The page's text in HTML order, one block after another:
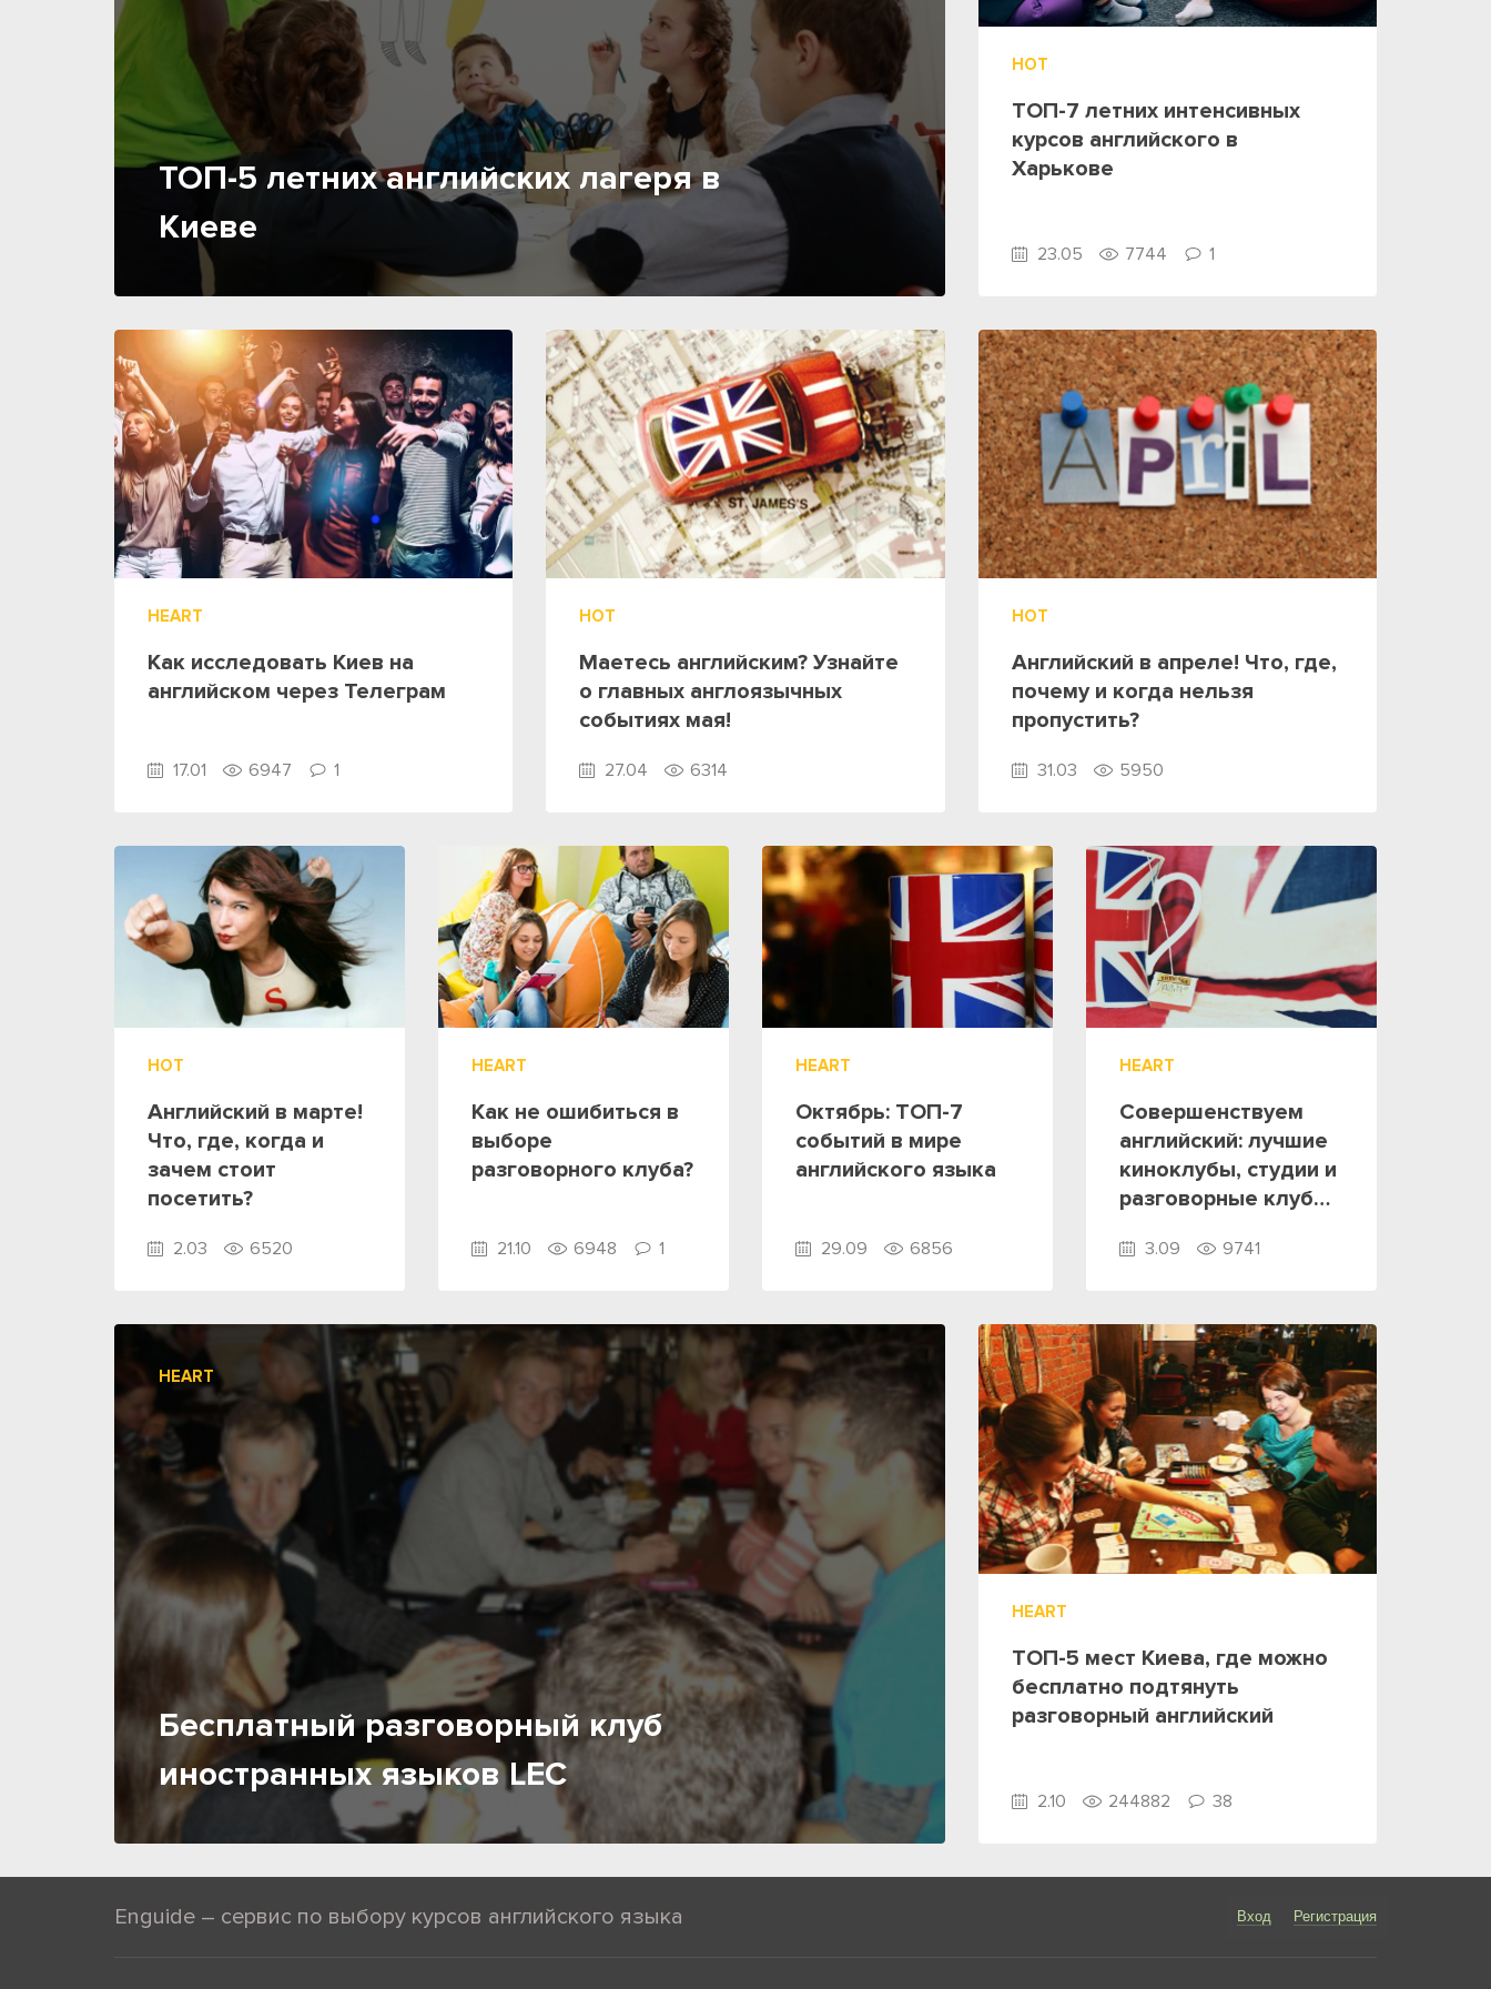
ТОП-5 летних английских лагеря в
Киеве
HOT
ТОП-7 летних интенсивных
курсов английского в
Харькове
23.05 7744 1
HEART
Как исследовать Киев на
английском через Телеграм
17.01 6947 1
HOT
Маетесь английским? Узнайте
о главных англоязычных
событиях мая!
27.04 6314
HOT
Английский в апреле! Что, где,
почему и когда нельзя
пропустить?
31.03 5950
HOT
Английский в марте!
Что, где, когда и
зачем стоит
посетить?
2.03 6520
HEART
Как не ошибиться в
выборе
разговорного клуба?
21.10 6948 1
HEART
Октябрь: ТОП-7
событий в мире
английского языка
29.09 6856
HEART
Совершенствуем
английский: лучшие
киноклубы, студии и
разговорные клубы
3.09 9741
HEART
Бесплатный разговорный клуб
иностранных языков LEC
HEART
ТОП-5 мест Киева, где можно
бесплатно подтянуть
разговорный английский
2.10 244882 38
Enguide – сервис по выбору курсов английского языка Вход Регистрация